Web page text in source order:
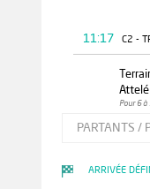
11:17 C2 -
Attelé
Pour 6 à
PARTANTS /
ARRIVÉE